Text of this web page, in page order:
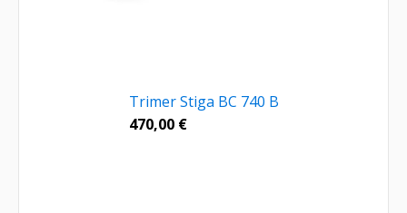
Trimer Stiga BC 740 B
470,00 €